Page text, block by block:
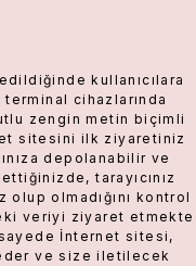
kullanıcılara
cihazlarında
zengin metin biçimli
sitesini ilk ziyaretiniz
depolanabilir ve
tarayıcınız
olup olmadığını kontrol
veriyi ziyaret etmekte
İnternet sitesi,
ve size iletilecek